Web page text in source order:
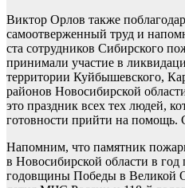
Виктор Орлов также
самоотверженный труд и
ста сотрудников Сибирского
принимали участие в
территории Куйбышевского,
районов Новосибирской
это праздник всех тех людей,
готовности прийти на помощь.
Напомним, что памятник
в Новосибирской области в год
годовщины Победы в Великой